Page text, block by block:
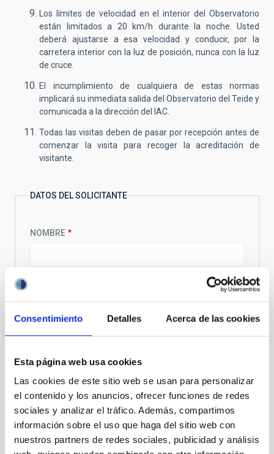
Consentimiento Detalles Acerca de las cookies
Esta página web usa cookies
Las cookies de este sitio web se usan para personalizar
el contenido y los anuncios, ofrecer funciones de redes
sociales y analizar el tráfico. Además, compartimos
información sobre el uso que haga del sitio web con
nuestros partners de redes sociales, publicidad y análisis
Los límites de velocidad en el interior del Observatorio
están limitados a 20 km/h durante la noche. Usted
deberá ajustarse a esa velocidad y conducir, por la
carretera interior con la luz de posición, nunca con la luz
de cruce.
El incumplimiento de cualquiera de estas normas
implicará su inmediata salida del Observatorio del Teide y
comunicada a la dirección del IAC.
Todas las visitas deben de pasar por recepción antes de
comenzar la visita para recoger la acreditación de
visitante.
DATOS DEL SOLICITANTE
NOMBRE
TELÉFONO